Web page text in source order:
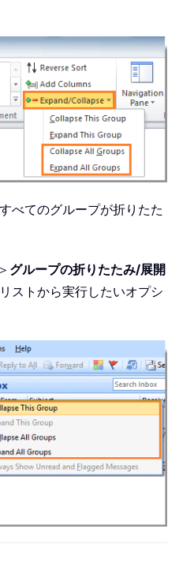
べてのグループが折りたた
＞ グループの折りたたみ/展開
ストから実行したいオプシ